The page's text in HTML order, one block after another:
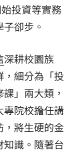
投資等實務
卻步。
深耕校園族
細分為「投
」兩大類，
專院校擔任講
，將生硬的金
知識。隨著台